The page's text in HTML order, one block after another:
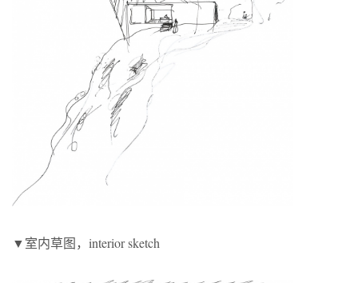
▼室内草图，interior sketch